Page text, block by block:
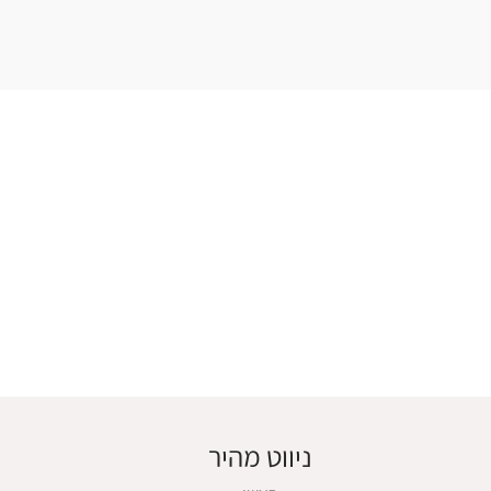
ניווט מהיר